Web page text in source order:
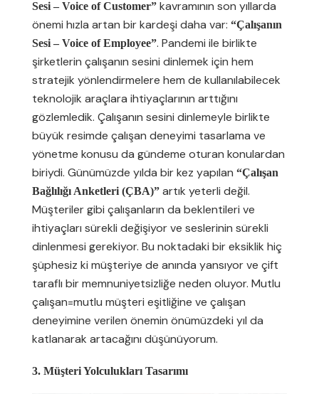
Sesi – Voice of Customer”kavramının son yıllarda
önemi hızla artan bir kardeşi daha var: “Çalışanın
Sesi – Voice of Employee”. Pandemi ile birlikte
şirketlerin çalışanın sesini dinlemek için hem
stratejik yönlendirmelere hem de kullanılabilecek
teknolojik araçlara ihtiyaçlarının arttığını
gözlemledik. Çalışanın sesini dinlemeyle birlikte
büyük resimde çalışan deneyimi tasarlama ve
yönetme konusu da gündeme oturan konulardan
biriydi. Günümüzde yılda bir kez yapılan “Çalışan
Bağlılığı Anketleri (ÇBA)”artık yeterli değil.
Müşteriler gibi çalışanların da beklentileri ve
ihtiyaçları sürekli değişiyor ve seslerinin sürekli
dinlenmesi gerekiyor. Bu noktadaki bir eksiklik hiç
şüphesiz ki müşteriye de anında yansıyor ve çift
taraflı bir memnuniyetsizliğe neden oluyor. Mutlu
çalışan=mutlu müşteri eşitliğine ve çalışan
deneyimine verilen önemin önümüzdeki yıl da
katlanarak artacağını düşünüyorum.
3. Müşteri Yolculukları Tasarımı